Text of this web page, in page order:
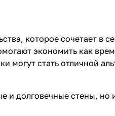
которое сочетает в
экономить как
могут стать отличной
и долговечные стены,